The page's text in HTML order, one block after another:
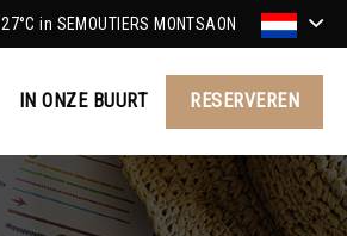
27°C in SEMOUTIERS MONTSAON
IN ONZE BUURT RESERVEREN